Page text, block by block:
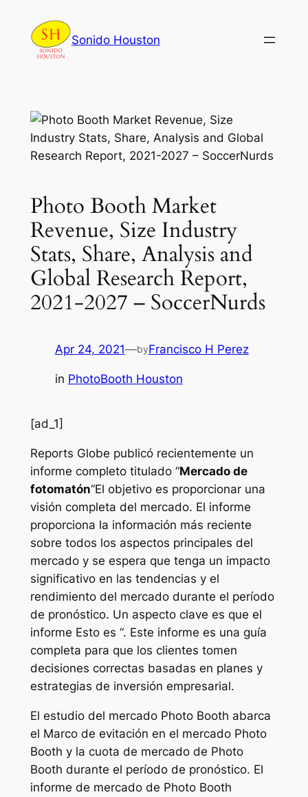
content
Sonido Houston
Photo Booth Market
Revenue, Size Industry
Stats, Share, Analysis and
Global Research Report,
2021-2027 – SoccerNurds
Apr 24, 2021—byFrancisco H Perez
in PhotoBooth Houston
[ad_1]
Reports Globe publicó recientemente un
informe completo titulado “Mercado de
fotomatón“El objetivo es proporcionar una
visión completa del mercado. El informe
proporciona la información más reciente
sobre todos los aspectos principales del
mercado y se espera que tenga un impacto
significativo en las tendencias y el
rendimiento del mercado durante el período
de pronóstico. Un aspecto clave es que el
informe Esto es “. Este informe es una guía
completa para que los clientes tomen
decisiones correctas basadas en planes y
estrategias de inversión empresarial.
El estudio del mercado Photo Booth abarca
el Marco de evitación en el mercado Photo
Booth y la cuota de mercado de Photo
Booth durante el período de pronóstico. El
informe de mercado de Photo Booth